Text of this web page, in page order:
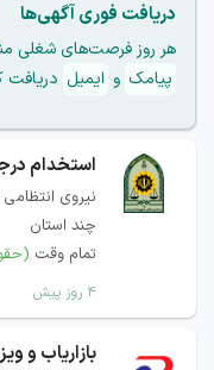
دریافت فوری آگهی‌ها
هر روز فرصت‌های شغلی
پیامک و ایمیل دریافت
استخدام
نیروی انتظامی
چند استان
تمام وقت
۴ روز پیش
بازاریاب و